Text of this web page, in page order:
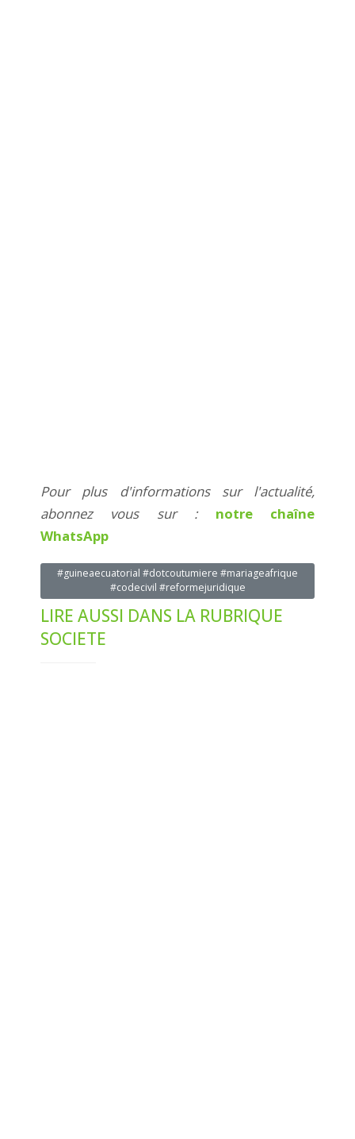
Pour plus d'informations sur l'actualité,
abonnez vous sur : notre chaîne
WhatsApp
#guineaecuatorial #dotcoutumiere #mariageafrique
#codecivil #reformejuridique
LIRE AUSSI DANS LA RUBRIQUE
SOCIETE